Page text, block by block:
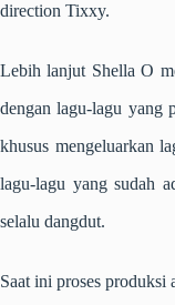
direction Tixxy.
Lebih lanjut Shella O
dengan lagu-lagu yang
khusus mengeluarkan
lagu-lagu yang sudah
selalu dangdut.
Saat ini proses produksi